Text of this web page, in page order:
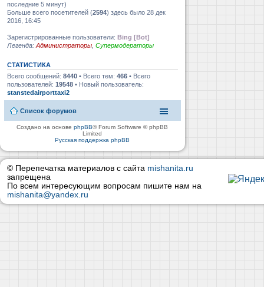
последние 5 минут)
Больше всего посетителей (2594) здесь было 28 дек
2016, 16:45
Зарегистрированные пользователи: Bing [Bot]
Легенда: Администраторы Супермодераторы
СТАТИСТИКА
Всего сообщений: 8440 • Всего тем: 466 • Всего
пользователей: 19548 • Новый пользователь:
stanstedairporttaxi2
Список форумов
Создано на основеphpBB® Forum Software © phpBB
Limited
Русская поддержка phpBB
© Перепечатка материалов с сайта mishanita.ru
запрещена
По всем интересующим вопросам пишите нам на
mishanita@yandex.ru